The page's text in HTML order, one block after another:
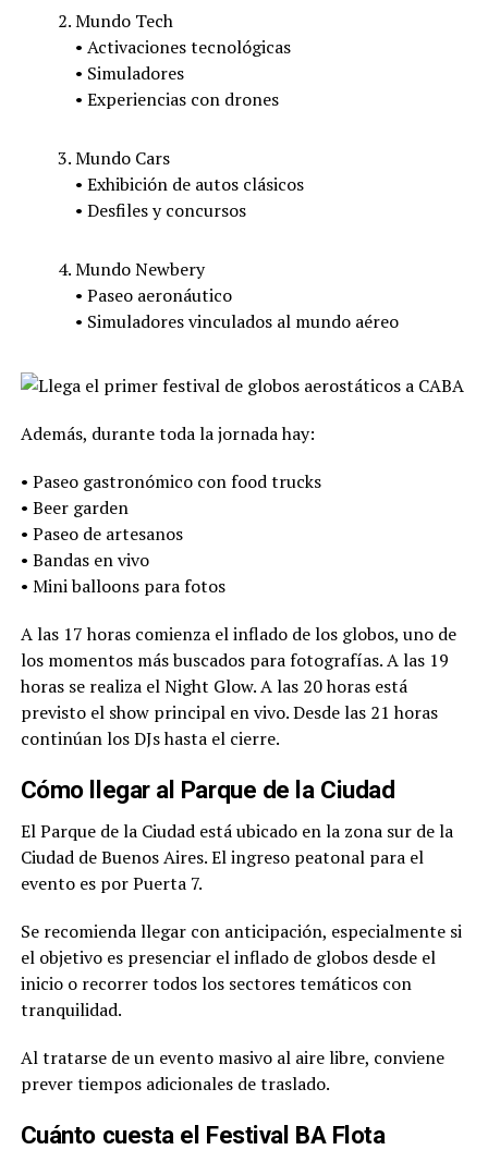
Mundo Tech
• Activaciones tecnológicas
• Simuladores
• Experiencias con drones
Mundo Cars
• Exhibición de autos clásicos
• Desfiles y concursos
Mundo Newbery
• Paseo aeronáutico
• Simuladores vinculados al mundo aéreo
Además, durante toda la jornada hay:
• Paseo gastronómico con food trucks
• Beer garden
• Paseo de artesanos
• Bandas en vivo
• Mini balloons para fotos
A las 17 horas comienza el inflado de los globos, uno de
los momentos más buscados para fotografías. A las 19
horas se realiza el Night Glow. A las 20 horas está
previsto el show principal en vivo. Desde las 21 horas
continúan los DJs hasta el cierre.
Cómo llegar al Parque de la Ciudad
ElParque de la Ciudadestá ubicado en la zona sur de la
Ciudad de Buenos Aires. El ingreso peatonal para el
evento es por Puerta 7.
Se recomienda llegar con anticipación, especialmente si
el objetivo es presenciar el inflado de globos desde el
inicio o recorrer todos los sectores temáticos con
tranquilidad.
Al tratarse de un evento masivo al aire libre, conviene
prever tiempos adicionales de traslado.
Cuánto cuesta el Festival BA Flota